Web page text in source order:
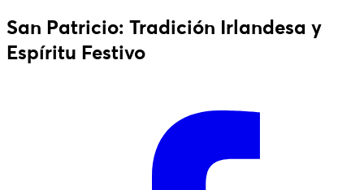
San Patricio: Tradición Irlandesa y
Espíritu Festivo